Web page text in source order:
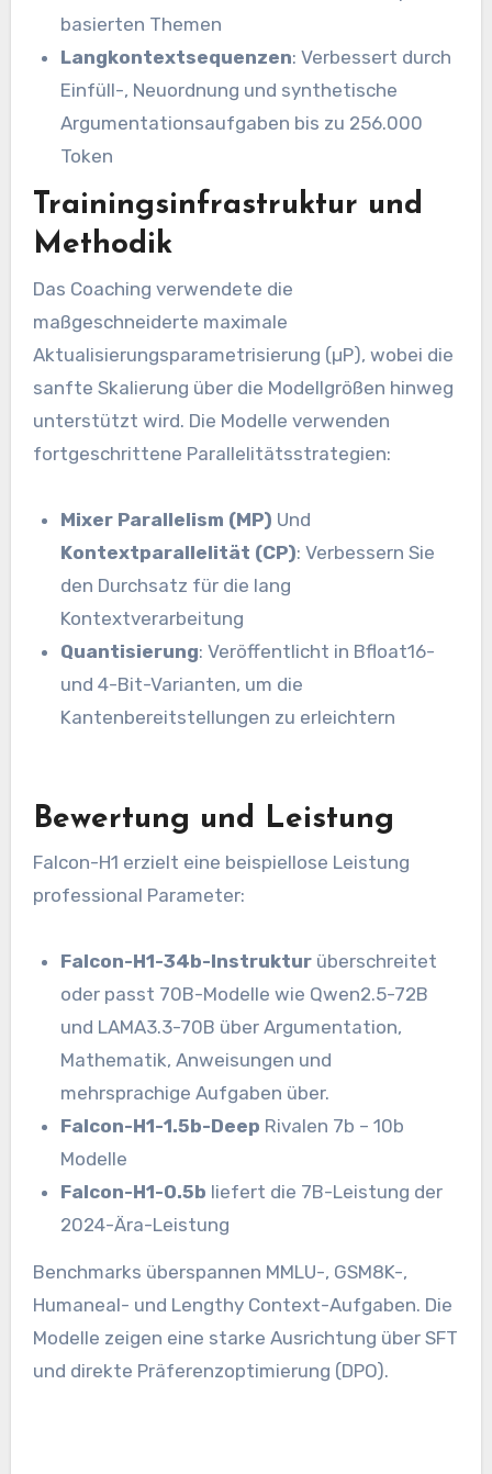
basierten Themen
Langkontextsequenzen: Verbessert durch
Einfüll-, Neuordnung und synthetische
Argumentationsaufgaben bis zu 256.000
Token
Trainingsinfrastruktur und
Methodik
Das Coaching verwendete die
maßgeschneiderte maximale
Aktualisierungsparametrisierung (µP), wobei die
sanfte Skalierung über die Modellgrößen hinweg
unterstützt wird. Die Modelle verwenden
fortgeschrittene Parallelitätsstrategien:
Mixer Parallelism (MP) Und
Kontextparallelität (CP): Verbessern Sie
den Durchsatz für die lang
Kontextverarbeitung
Quantisierung: Veröffentlicht in Bfloat16-
und 4-Bit-Varianten, um die
Kantenbereitstellungen zu erleichtern
Bewertung und Leistung
Falcon-H1 erzielt eine beispiellose Leistung
professional Parameter:
Falcon-H1-34b-Instruktur überschreitet
oder passt 70B-Modelle wie Qwen2.5-72B
und LAMA3.3-70B über Argumentation,
Mathematik, Anweisungen und
mehrsprachige Aufgaben über.
Falcon-H1-1.5b-Deep Rivalen 7b – 10b
Modelle
Falcon-H1-0.5b liefert die 7B-Leistung der
2024-Ära-Leistung
Benchmarks überspannen MMLU-, GSM8K-,
Humaneal- und Lengthy Context-Aufgaben. Die
Modelle zeigen eine starke Ausrichtung über SFT
und direkte Präferenzoptimierung (DPO).